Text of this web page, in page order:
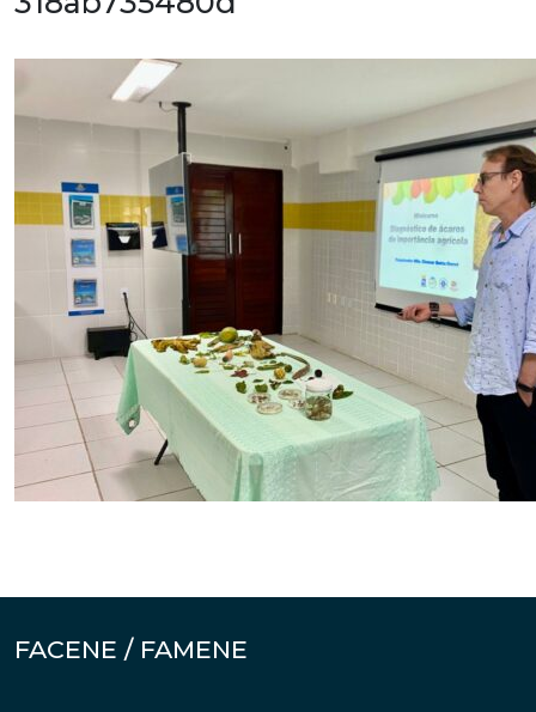
FACENE / FAMENE